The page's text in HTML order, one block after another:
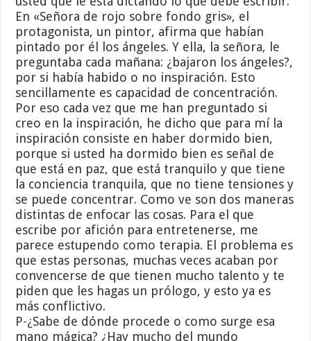
En «Señora de rojo sobre fondo gris», el
protagonista, un pintor, afirma que habían
pintado por él los ángeles. Y ella, la señora, le
preguntaba cada mañana: ¿bajaron los ángeles?,
por si había habido o no inspiración. Esto
sencillamente es capacidad de concentración.
Por eso cada vez que me han preguntado si
creo en la inspiración, he dicho que para mí la
inspiración consiste en haber dormido bien,
porque si usted ha dormido bien es señal de
que está en paz, que está tranquilo y que tiene
la conciencia tranquila, que no tiene tensiones y
se puede concentrar. Como ve son dos maneras
distintas de enfocar las cosas. Para el que
escribe por afición para entretenerse, me
parece estupendo como terapia. El problema es
que estas personas, muchas veces acaban por
convencerse de que tienen mucho talento y te
piden que les hagas un prólogo, y esto ya es
más conflictivo.
P-¿Sabe de dónde procede o como surge esa
mano mágica? ¿Hay mucho del mundo